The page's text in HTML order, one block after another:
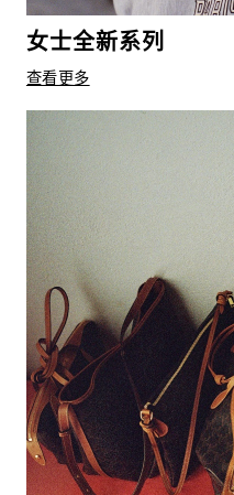
女士全新系列
查看更多